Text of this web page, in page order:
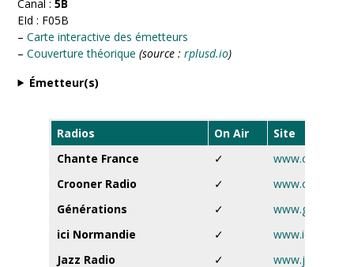
Canal :5B
EId : F05B
–Carte interactive des émetteurs
–Couverture théorique (source :rplusd.io)
Émetteur(s)
Radios On Air
Site
Chante France
✓
Crooner Radio
✓
Générations
✓
ici Normandie
✓
www.ici.fr
Jazz Radio
✓